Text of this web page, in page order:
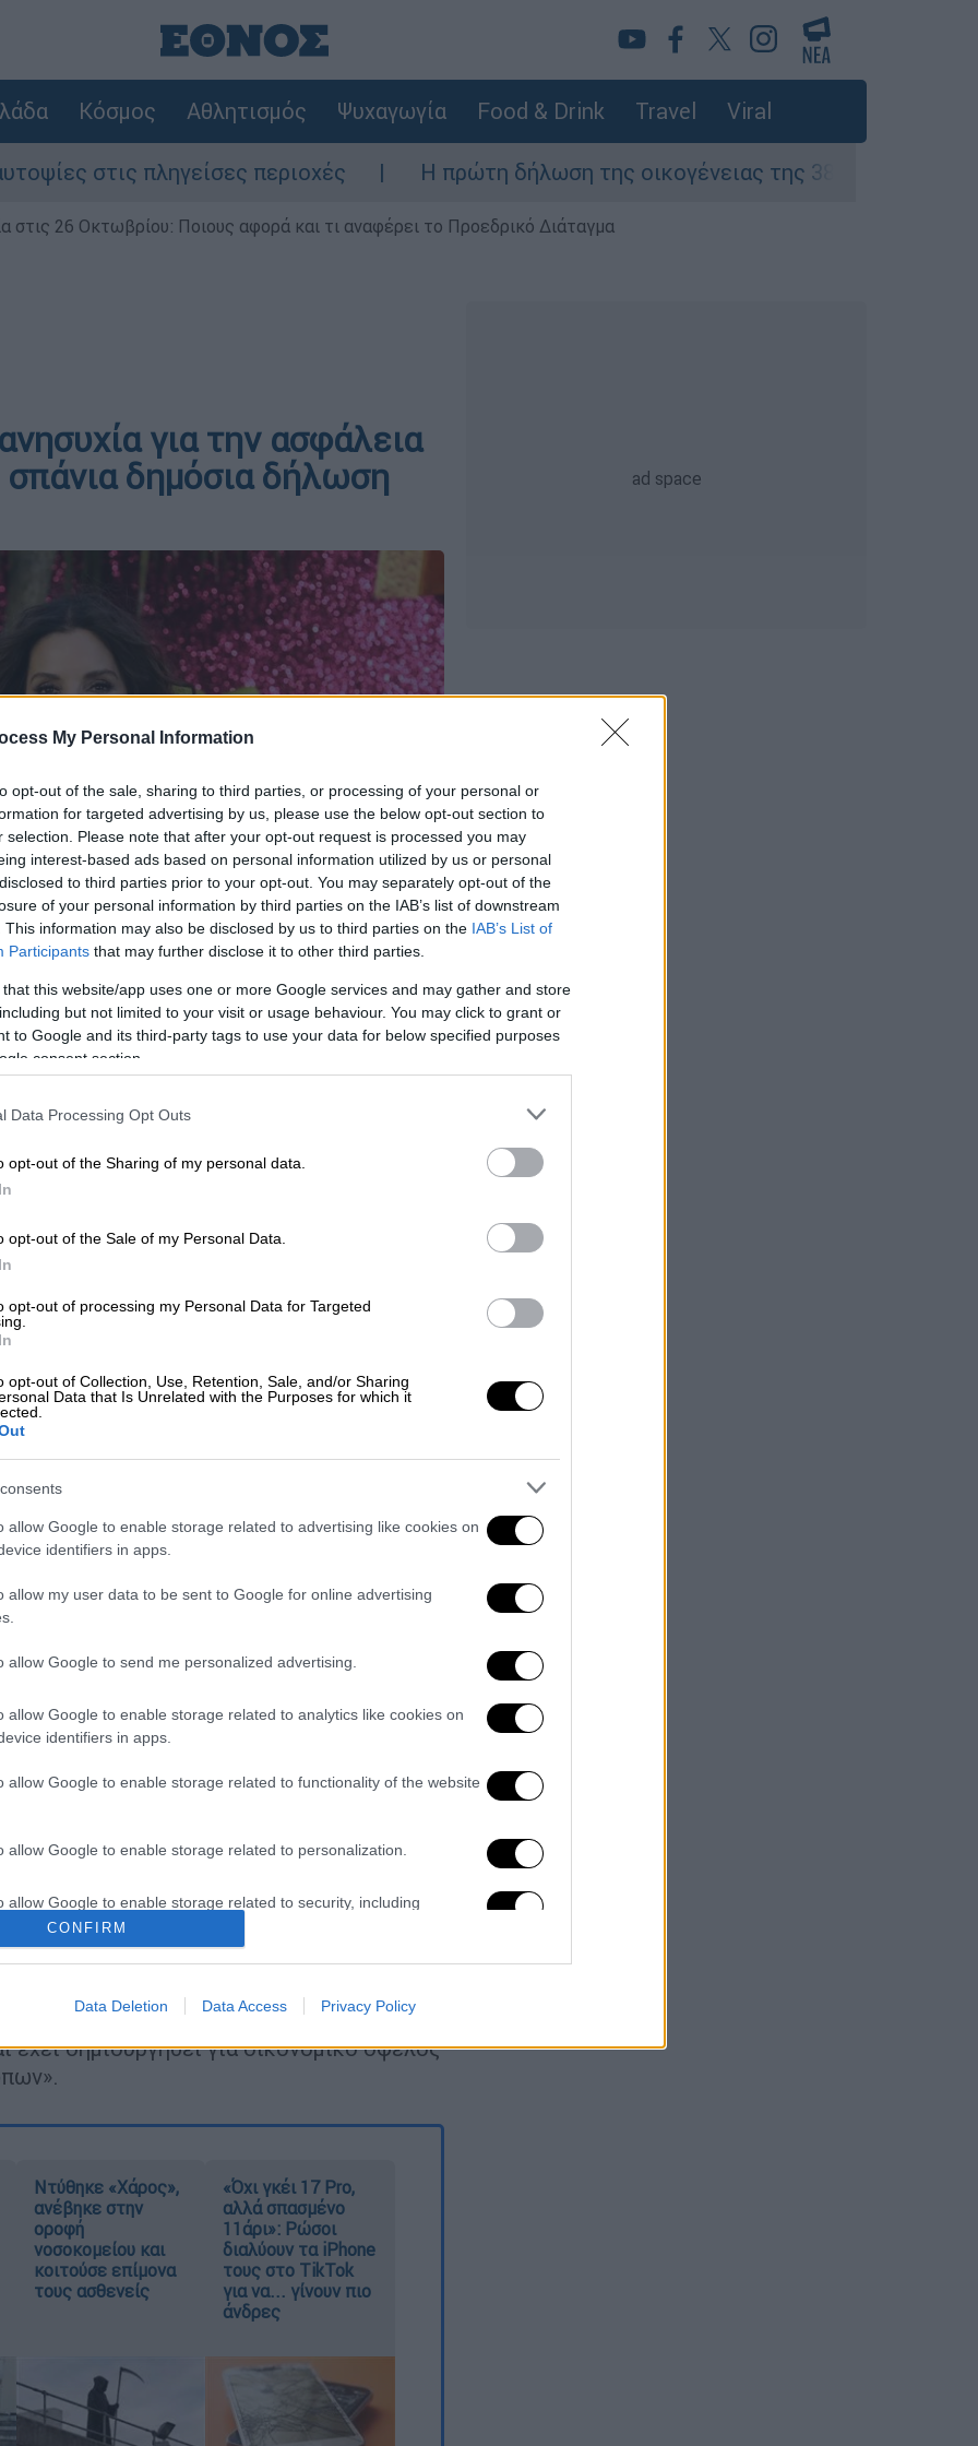
My Personal Information
opt-out of the sale, sharing to third parties, or processing of your personal or
for targeted advertising by us, please use the below opt-out section to
selection. Please note that after your opt-out request is processed you may
interest-based ads based on personal information utilized by us or personal
to third parties prior to your opt-out. You may separately opt-out of the
of your personal information by third parties on the IAB’s list of downstream
This information may also be disclosed by us to third parties on the IAB’s List of
Participants that may further disclose it to other third parties.
that this website/app uses one or more Google services and may gather and store
but not limited to your visit or usage behaviour. You may click to grant or
to Google and its third-party tags to use your data for below specified purposes
consent section.
Data Processing Opt Outs
opt-out of the Sharing of my personal data.
opt-out of the Sale of my Personal Data.
opt-out of processing my Personal Data for Targeted
opt-out of Collection, Use, Retention, Sale, and/or Sharing
Data that Is Unrelated with the Purposes for which it
allow Google to enable storage related to advertising like cookies on
identifiers in apps.
allow my user data to be sent to Google for online advertising
allow Google to send me personalized advertising.
allow Google to enable storage related to analytics like cookies on
identifiers in apps.
allow Google to enable storage related to functionality of the website
allow Google to enable storage related to personalization.
allow Google to enable storage related to security, including
functionality and fraud prevention, and other user protection.
CONFIRM
Data Deletion Data Access Privacy Policy
Κόσμος Αθλητισμός Ψυχαγωγία Food & Drink Travel Viral
στις πληγείσες περιοχές Η πρώτη δήλωση της οικογένειας της 38χρονης
στις 26 Οκτωβρίου: Ποιους αφορά και τι αναφέρει το Προεδρικό Διάταγμα
για την ασφάλεια
δημόσια δήλωση
τηνπαράνομη χρήση της εικόνας
κυκλοφορούν στα μέσα κοινωνικής
διαχείριση της ιδιωτικής της ζωής,
διαδικασίες και συνεργάζεται με τις
του ζητήματος.
την ταινία του «Hurry Up
και των αθώων ανθρώπων που πέφτουν
ανησυχία μου. Θα υπάρξει η κατάλληλη
το παρόν, η προτεραιότητά μας είναι
το ζήτημα» τόνισε σε ανακοίνωσή
Media Scams, Says She Has 'Deep
https://t.co/PSN9p9Wyrb
προσωπικούς λογαριασμούς στα
χρησιμοποιώ καμία μορφή κοινωνικών
ότι είναι δικός μου ή
έχει δημιουργηθεί για οικονομικό όφελος
Ντύθηκε «Χάρος»,
ανέβηκε στην
οροφή
νοσοκομείου και
κοιτούσε επίμονα
τους ασθενείς
«Όχι γκέι 17 Pro,
αλλά σπασμένο
11άρι»: Ρώσοι
διαλύουν τα iPhone
τους στο TikTok
για να... γίνουν πιο
άνδρες